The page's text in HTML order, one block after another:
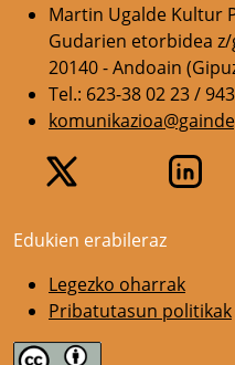
Martin Ugalde Kultur
Gudarien etorbidea
20140 - Andoain
Tel.: 623-38 02 23 /
Edukien erabileraz
Legezko oharrak
Pribatutasun politikak